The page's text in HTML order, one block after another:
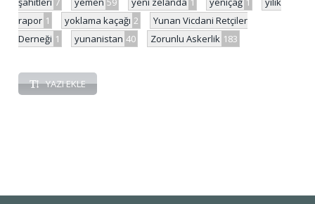
rapor 1 yoklama kaçağı 2
Yunan Vicdani Retçiler
Derneği 1 yunanistan 40 Zorunlu Askerlik 183
YAZI EKLE